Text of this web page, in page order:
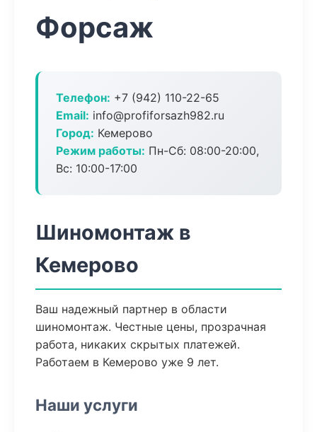
Форсаж
Телефон: +7 (942) 110-22-65
Email: info@profiforsazh982.ru
Город: Кемерово
Режим работы: Пн-Сб: 08:00-20:00,
Вс: 10:00-17:00
Шиномонтаж в
Кемерово
Ваш надежный партнер в области
шиномонтаж. Честные цены, прозрачная
работа, никаких скрытых платежей.
Работаем в Кемерово уже 9 лет.
Наши услуги